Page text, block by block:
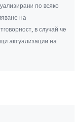
по всяко
на
в случай че
актуализации на